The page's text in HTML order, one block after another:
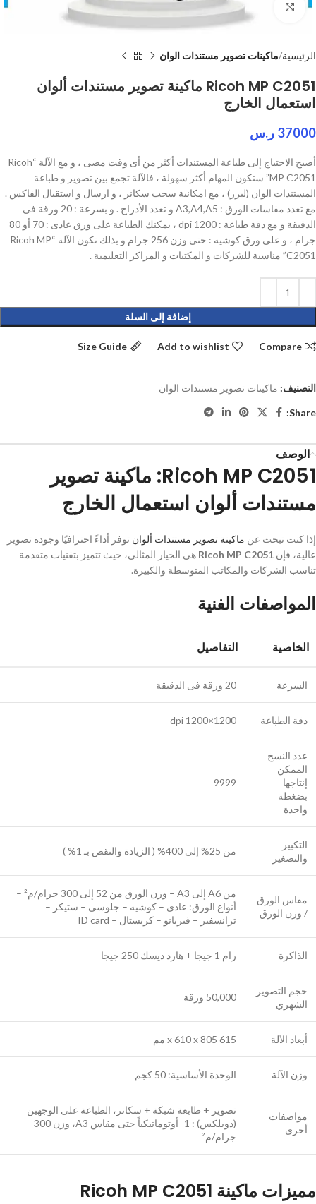
Click to enlarge
الرئيسية ماكينات تصوير مستندات الوان
Ricoh MP C2051 ماكينة تصوير مستندات ألوان
استعمال الخارج
37000 ر.س
أصبح الاحتياج إلى طباعة المستندات أكثر من أى وقت مضى ، و مع الآلة “Ricoh
MP C2051” ستكون المهام أكثر سهولة ، فالآلة تجمع بين تصوير و طباعة
المستندات الوان (ليزر) ، مع امكانية سحب سكانر ، و ارسال و استقبال الفاكس .
مع تعدد مقاسات الورق : A3,A4,A5 و تعدد الأدراج . و بسرعة : 20 ورقة فى
الدقيقة و مع دقة طباعة : 1200 dpi ، يمكنك الطباعة على ورق عادى : 70 أو 80
جرام ، و على ورق كوشيه : حتى وزن 256 جرام و بذلك تكون الآلة “Ricoh MP
C2051” مناسبة للشركات و المكتبات و المراكز التعليمية .
إضافة إلى السلة
Compare
Add to wishlist
Size Guide
التصنيف: ماكينات تصوير مستندات الوان
Share:
الوصف
Ricoh MP C2051: ماكينة تصوير
مستندات ألوان استعمال الخارج
إذا كنت تبحث عن ماكينة تصوير مستندات ألوان توفر أداءً احترافيًا وجودة تصوير
عالية، فإن Ricoh MP C2051 هي الخيار المثالي، حيث تتميز بتقنيات متقدمة
تناسب الشركات والمكاتب المتوسطة والكبيرة.
المواصفات الفنية
الخاصية التفاصيل
السرعة 20 ورقة فى الدقيقة
دقة الطباعة 1200×1200 dpi
عدد النسخ
الممكن
إنتاجها
بضغطة
واحدة
9999
التكبير
والتصغير
من 25% إلى 400% ( الزيادة والنقص بـ 1% )
مقاس الورق
/ وزن الورق
من A6 إلى A3 – وزن الورق من 52 إلى 300 جرام/م² –
أنواع الورق: عادى – كوشيه – جلوسى – ستيكر –
ترانسفير – فبريانو – كريستال – ID card
الذاكرة رام 1 جيجا + هارد ديسك 250 جيجا
حجم التصوير
الشهري
50,000 ورقة
أبعاد الآلة 615 x 610 x 805 مم
وزن الآلة الوحدة الأساسية: 50 كجم
مواصفات
أخرى
تصوير + طابعة شبكة + سكانر، الطباعة على الوجهين
(دوبلكس) : 1- أوتوماتيكياً حتى مقاس A3، وزن 300
جرام/م²
مميزات ماكينة Ricoh MP C2051